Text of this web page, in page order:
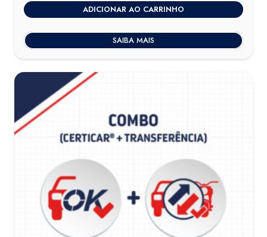
ADICIONAR AO CARRINHO
SAIBA MAIS